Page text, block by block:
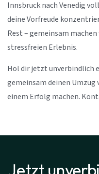
Innsbruck nach Venedig
deine Vorfreude
Rest – gemeinsam
stressfreien Erlebnis.
Hol dir jetzt unverbindlich
gemeinsam deinen Umzug
einem Erfolg machen.